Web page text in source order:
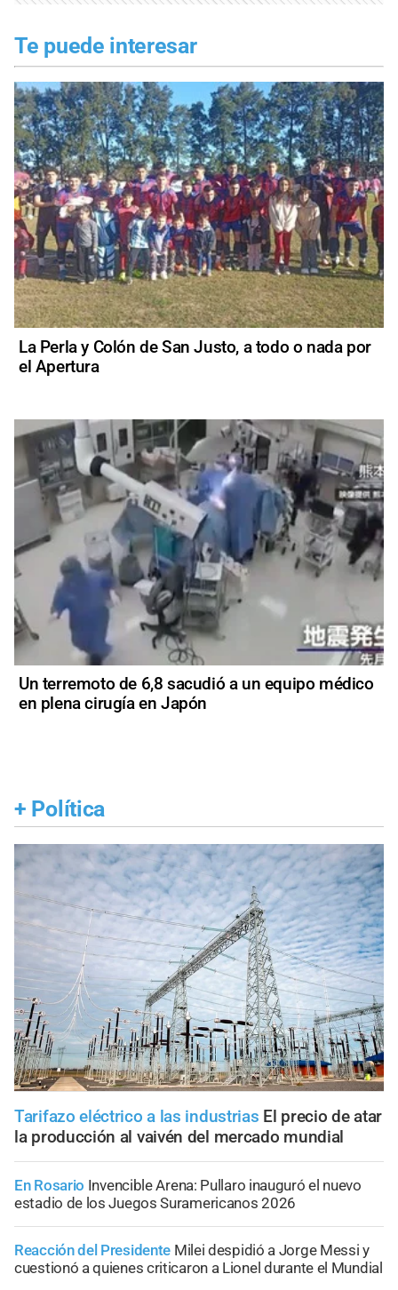
Te puede interesar
La Perla y Colón de San Justo, a todo o nada por
el Apertura
Un terremoto de 6,8 sacudió a un equipo médico
en plena cirugía en Japón
+ Política
Tarifazo eléctrico a las industrias El precio de atar
la producción al vaivén del mercado mundial
En Rosario Invencible Arena: Pullaro inauguró el nuevo
estadio de los Juegos Suramericanos 2026
Reacción del Presidente Milei despidió a Jorge Messi y
cuestionó a quienes criticaron a Lionel durante el Mundial